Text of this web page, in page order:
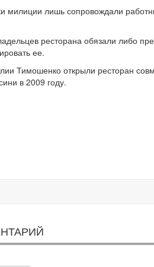
милиции лишь сопровождали
ресторана обязали либо
ее.
Тимошенко открыли ресторан
в 2009 году.